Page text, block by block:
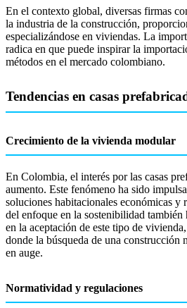
En el contexto global, diversas firmas
la industria de la construcción,
especializándose en viviendas. La
radica en que puede inspirar la
métodos en el mercado colombiano.
Tendencias en casas
Crecimiento de la vivienda modular
En Colombia, el interés por las casas
aumento. Este fenómeno ha sido
soluciones habitacionales económicas y
del enfoque en la sostenibilidad
en la aceptación de este tipo de
donde la búsqueda de una construcción
en auge.
Normatividad y regulaciones